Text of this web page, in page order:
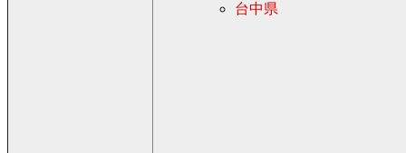
台中県